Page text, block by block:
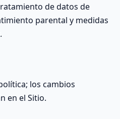
de datos de
parental y medidas
los cambios
en el Sitio.